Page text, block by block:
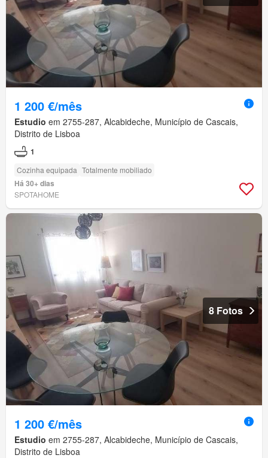
1 200 €/mês
Estudio em 2755-287, Alcabideche, Município de Cascais,
Distrito de Lisboa
1
Cozinha equipada Totalmente mobiliado
Há 30+ dias
SPOTAHOME
8 Fotos
1 200 €/mês
Estudio em 2755-287, Alcabideche, Município de Cascais,
Distrito de Lisboa